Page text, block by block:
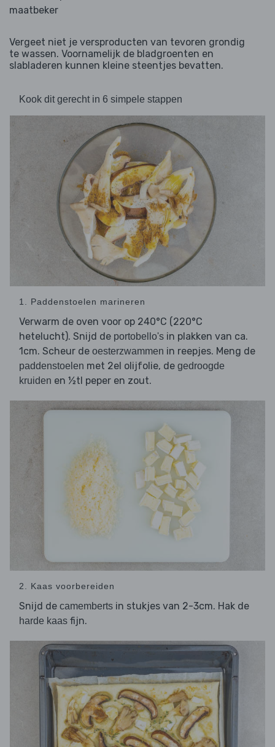
maatbeker
Vergeet niet je versproducten van tevoren grondig
te wassen. Voornamelijk de bladgroenten en
slabladeren kunnen kleine steentjes bevatten.
Kook dit gerecht in 6 simpele stappen
1. Paddenstoelen marineren
Verwarm de oven voor op 240°C (220°C
hetelucht). Snijd de portobello's in plakken van ca.
1cm. Scheur de oesterzwammen in reepjes. Meng de
paddenstoelen met 2el olijfolie, de gedroogde
kruiden en ½tl peper en zout.
2. Kaas voorbereiden
Snijd de camemberts in stukjes van 2-3cm. Hak de
harde kaas fijn.